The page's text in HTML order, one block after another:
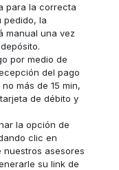
para la correcta
pedido, la
manual una vez
por medio de
del pago
más de 15 min,
de débito y
la opción de
clic en
nuestros asesores
su link de